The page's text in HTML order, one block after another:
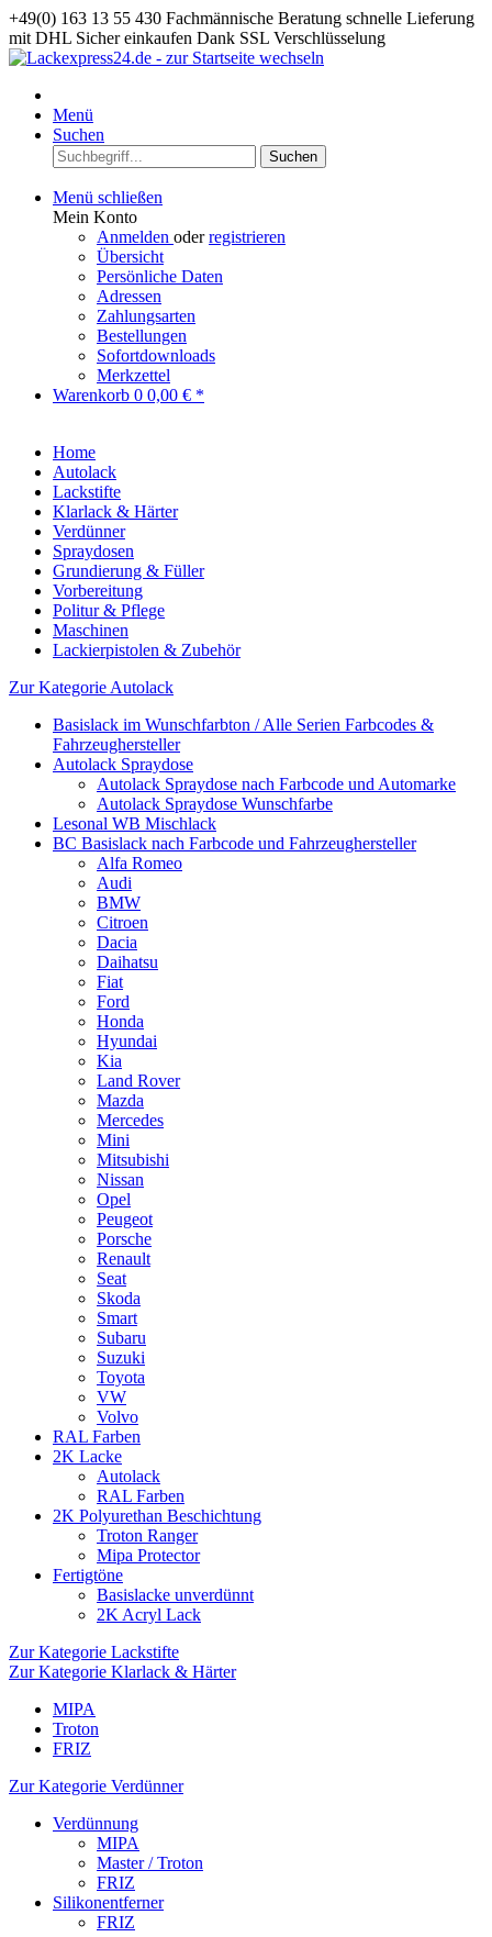
+49(0) 163 13 55 430 Fachmännische Beratung schnelle Lieferung
mit DHL Sicher einkaufen Dank SSL Verschlüsselung
Menü
Suchen
Suchen
Menü schließen
Mein Konto
Anmelden oderregistrieren
Übersicht
Persönliche Daten
Adressen
Zahlungsarten
Bestellungen
Sofortdownloads
Merkzettel
Warenkorb 0 0,00 € *
Home
Autolack
Lackstifte
Klarlack & Härter
Verdünner
Spraydosen
Grundierung & Füller
Vorbereitung
Politur & Pflege
Maschinen
Lackierpistolen & Zubehör
Zur Kategorie Autolack
Basislack im Wunschfarbton / Alle Serien Farbcodes &
Fahrzeughersteller
Autolack Spraydose
Autolack Spraydose nach Farbcode und Automarke
Autolack Spraydose Wunschfarbe
Lesonal WB Mischlack
BC Basislack nach Farbcode und Fahrzeughersteller
Alfa Romeo
Audi
BMW
Citroen
Dacia
Daihatsu
Fiat
Ford
Honda
Hyundai
Kia
Land Rover
Mazda
Mercedes
Mini
Mitsubishi
Nissan
Opel
Peugeot
Porsche
Renault
Seat
Skoda
Smart
Subaru
Suzuki
Toyota
VW
Volvo
RAL Farben
2K Lacke
Autolack
RAL Farben
2K Polyurethan Beschichtung
Troton Ranger
Mipa Protector
Fertigtöne
Basislacke unverdünnt
2K Acryl Lack
Zur Kategorie Lackstifte
Zur Kategorie Klarlack & Härter
MIPA
Troton
FRIZ
Zur Kategorie Verdünner
Verdünnung
MIPA
Master / Troton
FRIZ
Silikonentferner
FRIZ